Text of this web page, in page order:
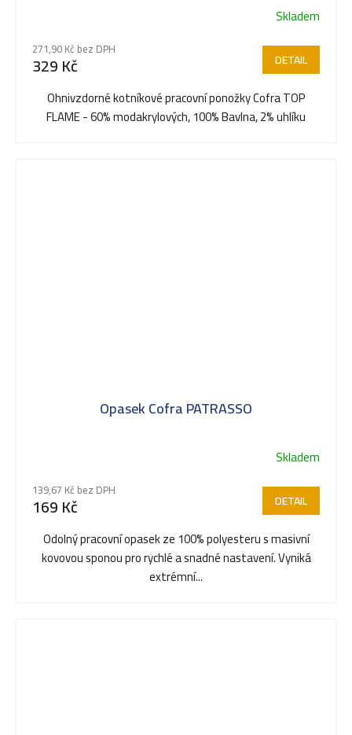
Skladem
271,90 Kč bez DPH
329 Kč DETAIL
Ohnivzdorné kotníkové pracovní ponožky Cofra TOP
FLAME - 60% modakrylových, 100% Bavlna, 2% uhlíku
Opasek Cofra PATRASSO
hodnocení
produktu
je
5,0
Skladem
139,67 Kč bez DPH
169 Kč DETAIL
Odolný pracovní opasek ze 100% polyesteru s masivní
kovovou sponou pro rychlé a snadné nastavení. Vyniká
extrémní...